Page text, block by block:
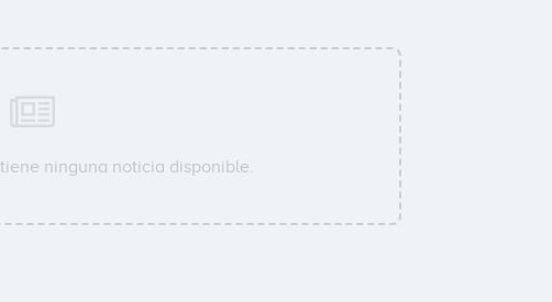
ninguna noticia disponible.